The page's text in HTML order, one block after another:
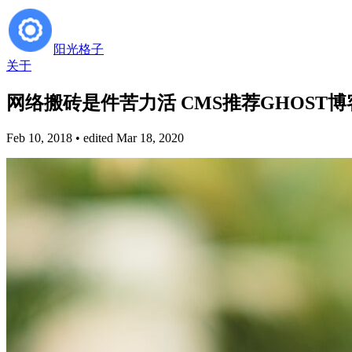
阳光格子
关于
网络搬砖是件苦力活 CMS推荐GHOST博
Feb 10, 2018 • edited Mar 18, 2020